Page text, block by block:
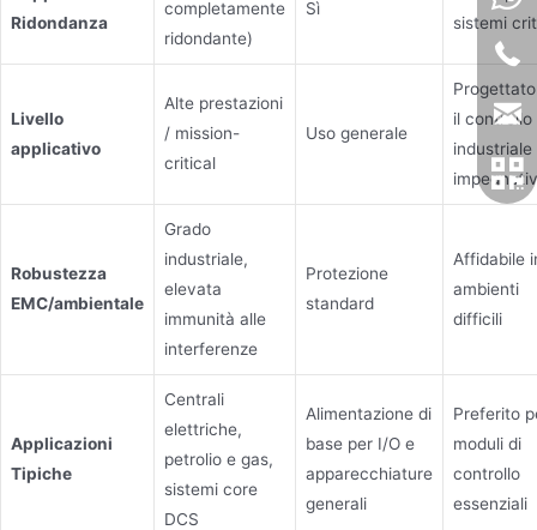
Ridondanza
completamente
ridondante)
Sì
sistemi
Livello
applicativo
Alte prestazioni
/ mission-
critical
Uso generale
il controllo
industriale
Robustezza
EMC/ambientale
Grado
industriale,
elevata
immunità alle
interferenze
Protezione
standard
Affidabile
ambienti
difficili
Applicazioni
Tipiche
Centrali
elettriche,
petrolio e gas,
sistemi core
DCS
Alimentazione di
base per I/O e
apparecchiature
generali
Preferito
moduli di
controllo
essenziali